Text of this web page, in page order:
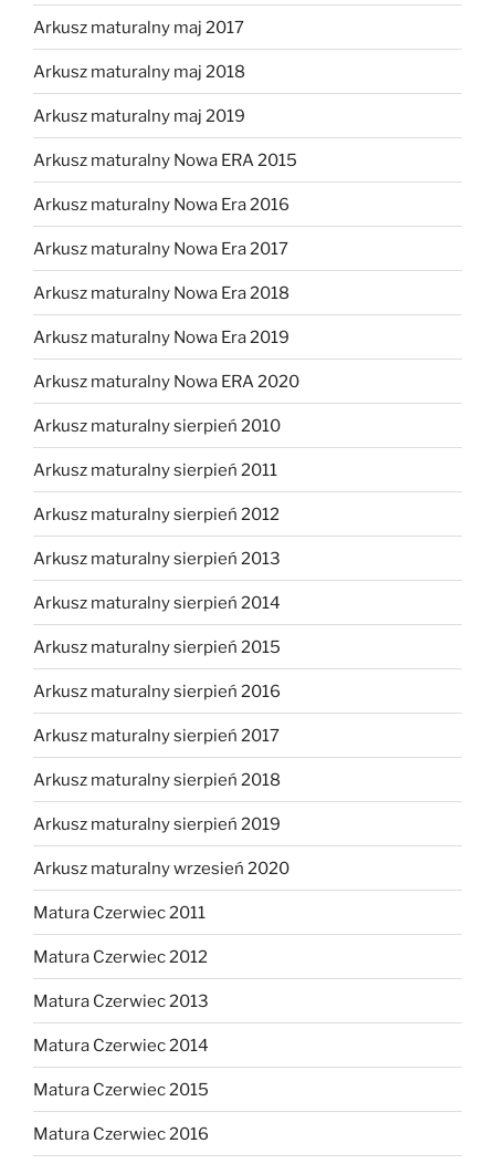
Arkusz maturalny maj 2017
Arkusz maturalny maj 2018
Arkusz maturalny maj 2019
Arkusz maturalny Nowa ERA 2015
Arkusz maturalny Nowa Era 2016
Arkusz maturalny Nowa Era 2017
Arkusz maturalny Nowa Era 2018
Arkusz maturalny Nowa Era 2019
Arkusz maturalny Nowa ERA 2020
Arkusz maturalny sierpień 2010
Arkusz maturalny sierpień 2011
Arkusz maturalny sierpień 2012
Arkusz maturalny sierpień 2013
Arkusz maturalny sierpień 2014
Arkusz maturalny sierpień 2015
Arkusz maturalny sierpień 2016
Arkusz maturalny sierpień 2017
Arkusz maturalny sierpień 2018
Arkusz maturalny sierpień 2019
Arkusz maturalny wrzesień 2020
Matura Czerwiec 2011
Matura Czerwiec 2012
Matura Czerwiec 2013
Matura Czerwiec 2014
Matura Czerwiec 2015
Matura Czerwiec 2016